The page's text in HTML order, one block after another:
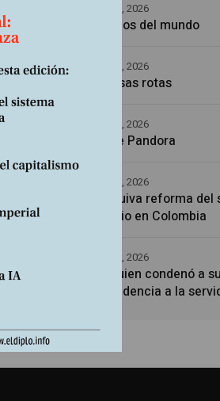
Los amos del mundo
5 agosto, 2026
Promesas rotas
5 agosto, 2026
Caja de Pandora
4 agosto, 2026
La esquiva reforma
sanitario en Colombia
4 agosto, 2026
Noé, quien condenó a su
descendencia a la
4 agosto, 2026